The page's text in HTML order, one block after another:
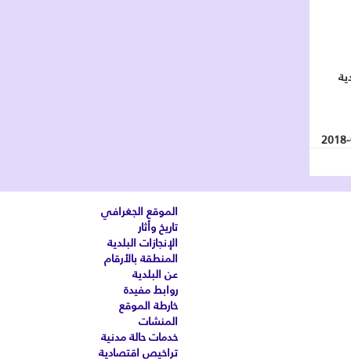
الموقع الجغرافي
تاريخ وأثار
الإنجازات البلدية
المنطقة بالأرقام
عن البلدية
روابط مفيدة
خارطة الموقع
المنشات
خدمات حالة مدنية
تراخيص اقتصادية